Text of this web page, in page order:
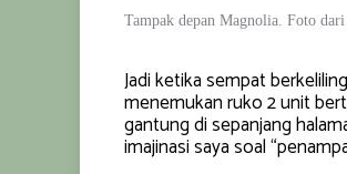
Tampak depan Magnolia. Foto
Jadi ketika sempat
menemukan ruko 2 unit
gantung di sepanjang
imajinasi saya soal